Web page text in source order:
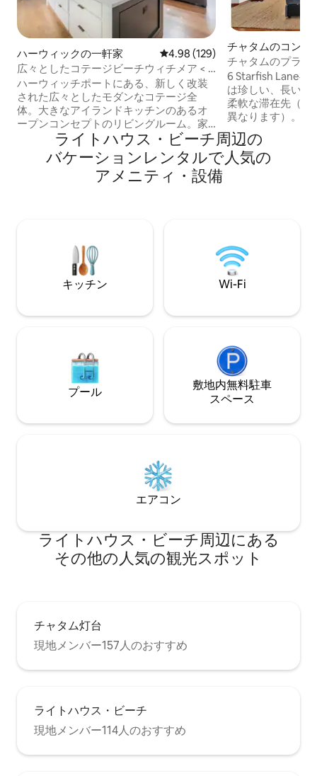
ハーウィックの一軒家 レビュー129件、5つ星中4.98つ
4.98 (129)
広々としたコテージビーチウィチメア < 4
分セントラルエアコン
ハーウィッチポートにある、新しく改装
された広々としたモダンなコテージ全
体。大きなアイランドキッチンのあるオ
ープンコンセプトのリビングルーム。家
族連れに最適な空間です！バンク・スト
リート・ビーチとウィチェメア・ビー
チ・クラブのウェディング会場は、車で4
分です！素晴らしいレストランがあるハ
タケット行きのFreedom Cruise Lineのフ
ェリーがあります。 近くの自転車道をお
楽しみください。必要に応じてレンタル
場所があります。
チャタムのコンド
チャタムのプライ
様まで宿泊可能
6 Starfish Laneへ
は珍しい、長い週
柔軟な滞在先（最
異なります）。 ビーチ、海、マリーナの
景色が見える寝室
ド1台 + フルサイ
ッド2台）のコン
りに最適な素晴ら
ライトハウス・ビーチ⁠周⁠辺⁠の
バ⁠ケ⁠ー⁠シ⁠ョ⁠ン⁠レ⁠ン⁠タ⁠ル⁠で人⁠気⁠の
ア⁠メ⁠ニ⁠テ⁠ィ⁠・⁠設⁠備
キッチン Wi-Fi
プール
敷地内無料駐⁠車
ス⁠ペ⁠ー⁠ス
エアコン
ライトハウス・ビーチ⁠周⁠辺⁠に⁠あ⁠る
そ⁠の⁠他⁠の人⁠気⁠の観⁠光⁠ス⁠ポ⁠ッ⁠ト
チャタム灯台
現地メンバー157人のおすすめ
ライトハウス・ビーチ
現地メンバー114人のおすすめ